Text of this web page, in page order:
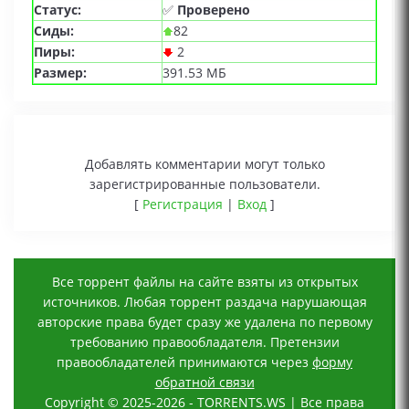
Статус: ✅ Проверено
Сиды:
82
Пиры:
2
Размер:
391.53 МБ
Добавлять комментарии могут только
зарегистрированные пользователи.
[ Регистрация | Вход ]
Все торрент файлы на сайте взяты из открытых
источников. Любая торрент раздача нарушающая
авторские права будет сразу же удалена по первому
требованию правообладателя. Претензии
правообладателей принимаются через форму
обратной связи
Copyright © 2025-2026 - TORRENTS.WS | Все права